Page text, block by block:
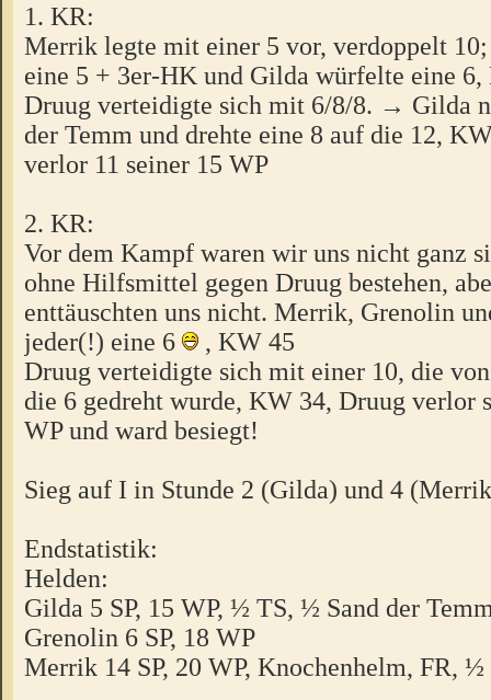
1. KR:
Merrik legte mit einer 5 vor, verdoppelt
eine 5 + 3er-HK und Gilda würfelte eine
Druug verteidigte sich mit 6/8/8. → Gilda
der Temm und drehte eine 8 auf die 12,
verlor 11 seiner 15 WP
2. KR:
Vor dem Kampf waren wir uns nicht ganz
ohne Hilfsmittel gegen Druug bestehen,
enttäuschten uns nicht. Merrik, Grenolin
jeder(!) eine 6
, KW 45
Druug verteidigte sich mit einer 10, die
die 6 gedreht wurde, KW 34, Druug verlor
WP und ward besiegt!
Sieg auf I in Stunde 2 (Gilda) und 4
Endstatistik:
Helden:
Gilda 5 SP, 15 WP, ½ TS, ½ Sand der
Grenolin 6 SP, 18 WP
Merrik 14 SP, 20 WP, Knochenhelm, FR, ½